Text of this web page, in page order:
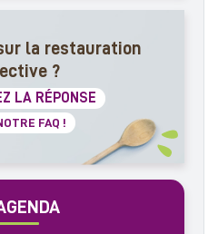
la restauration
?
LA RÉPONSE
FAQ !